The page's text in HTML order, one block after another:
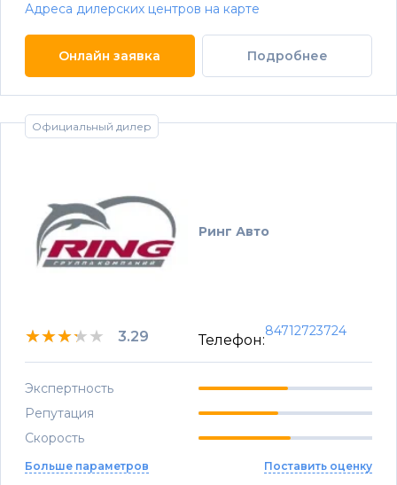
Адреса дилерских центров на карте
Онлайн заявка Подробнее
Официальный дилер
Ринг Авто
★★★★★
★★★★★
★★★★★ 3.29 Телефон:
84712723724
Экспертность
Репутация
Скорость
Больше параметров Поставить оценку